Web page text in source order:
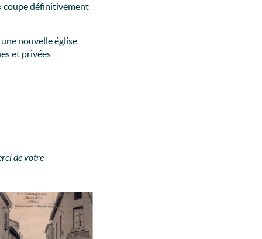
coupe définitivement
nouvelle église
et privées…
de votre